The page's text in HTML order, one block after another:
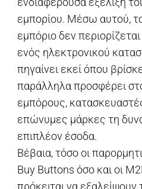
εμπορίου. Μέσω αυτού,
εμπόριο δεν
ενός ηλεκτρονικού
πηγαίνει εκεί όπου
παράλληλα προσφέρει
εμπόρους,
επώνυμες μάρκες τη
επιπλέον έσοδα.
Βέβαια, τόσο οι
Buy Buttons όσο και οι